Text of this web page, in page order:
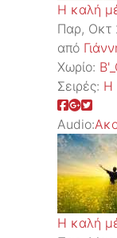
Η καλή
Παρ, Οκτ
από
Χωρίο:
Σειρές: Η
Audio:
Η καλή